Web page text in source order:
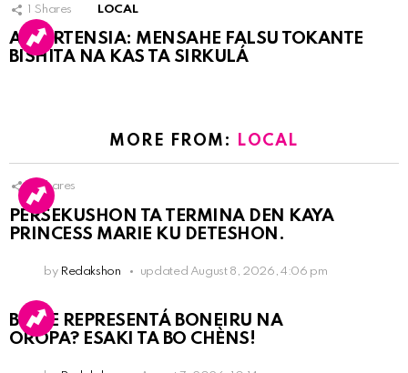
Shares LOCAL
ATVERTENSIA: MENSAHE FALSU TOKANTE
BISHITA NA KAS TA SIRKULÁ
MORE FROM: LOCAL
Shares
PERSEKUSHON TA TERMINA DEN KAYA
PRINCESS MARIE KU DETESHON.
by Redakshon updated August 8, 2026, 4:06 pm
BO KE REPRESENTÁ BONEIRU NA
OROPA? ESAKI TA BO CHÈNS!